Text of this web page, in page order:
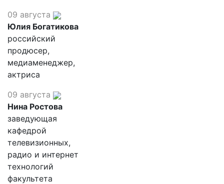
09 августа
Юлия Богатикова
российский
продюсер,
медиаменеджер,
актриса
09 августа
Нина Ростова
заведующая
кафедрой
телевизионных,
радио и интернет
технологий
факультета